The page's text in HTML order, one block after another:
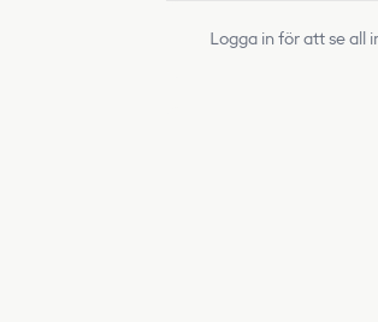
Logga in för att se all